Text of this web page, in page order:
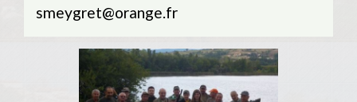
smeygret@orange.fr